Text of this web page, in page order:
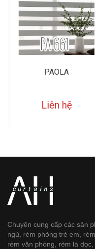
PAOLA
Liên hệ
Chuyên cung cấp các sản
ngủ, rèm phòng trẻ em,
rèm văn phòng, rèm lá